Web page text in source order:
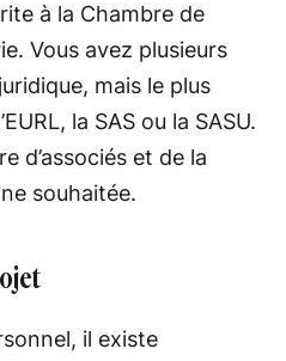
à la Chambre de
Vous avez plusieurs
mais le plus
la SAS ou la SASU.
d’associés et de la
souhaitée.
il existe